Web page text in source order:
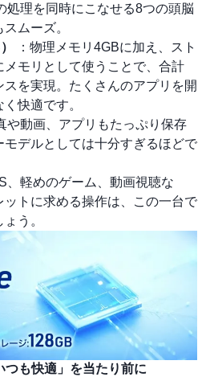
処理を同時にこなせる8つの頭脳
ムーズ。
：物理メモリ4GBに加え、スト
メモリとして使うことで、合計
を実現。たくさんのアプリを開
快適です。
や動画、アプリもたっぷり保存
デルとしては十分すぎるほどで
、軽めのゲーム、動画視聴な
ットに求める操作は、この一台で
う。
つも快適」を当たり前に